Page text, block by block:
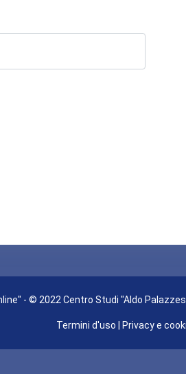
- © 2022 Centro Studi "Aldo
Termini d'uso Privacy e